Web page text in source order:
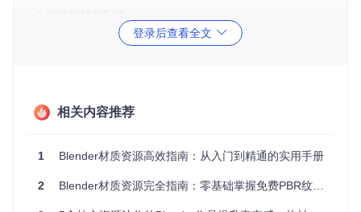
在"图像编辑器"中创建烘焙目标图像，建议设置如下参数：
4096
色彩空间：非颜色数据（如法线、粗糙度）需设置为"非颜
材质配置需为低模创建Principled BSDF节点树，并将新建纹
s/startup/bl_ui/properties_material.py中定义的材质属性面板
登录后查看全文
相关内容推荐
1 Blender材质资源高效指南：从入门到精通的实用手册
2 Blender材质资源完全指南：零基础掌握免费PBR纹理与HDRI环境贴图高效管理技巧